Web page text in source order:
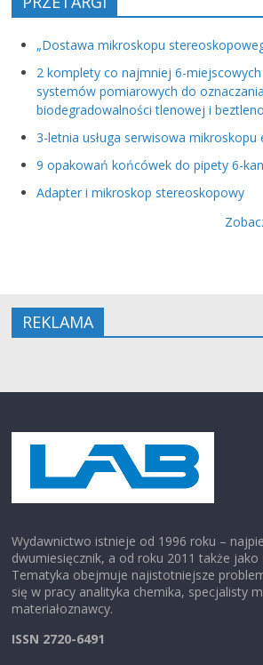
„Dostawa mikroskopu
2 komplety co najmniej 6-
systemów pomiarowych do
biodegradowalności tlenowej i
3-letnia usługa serwisowa
9 opakowań końcówek do pipety 6-
Adapter i mikroskop stereoskopowy
REKLAMA
Wydawnictwo istnieje od 1996 roku –
dwumiesięcznik, a od roku 2011 także
Tematyka obejmuje najistotniejsze
się w pracy analityka chemika, specjalisty
materiałoznawcy.
ISSN 2720-6491